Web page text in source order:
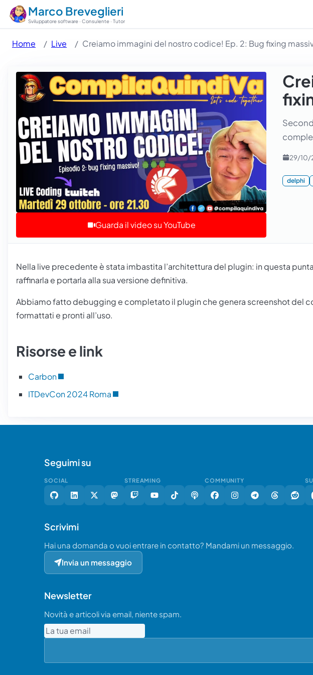
Marco Breveglieri
Sviluppatore software · Consulente · Tutor
Home Live Creiamo immagini del nostro codice! Ep. 2: Bug fixing
Guarda il video su YouTube
29/10/
delphi
Nella live precedente è stata imbastita l’architettura del plugin: in questa
raffinarla e portarla alla sua versione definitiva.
Abbiamo fatto debugging e completato il plugin che genera screenshot del
formattati e pronti all’uso.
Risorse e link
Carbon
ITDevCon 2024 Roma
Seguimi su
SOCIAL STREAMING COMMUNITY
Scrivimi
Hai una domanda o vuoi entrare in contatto? Mandami un messaggio.
Invia un messaggio
Newsletter
Novità e articoli via email, niente spam.
Email